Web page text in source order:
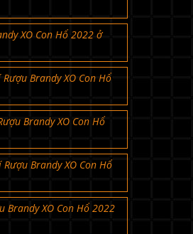
XO Con Hổ 2022 ở
Brandy XO Con Hổ
Brandy XO Con Hổ
Brandy XO Con Hổ
Brandy XO Con Hổ 2022